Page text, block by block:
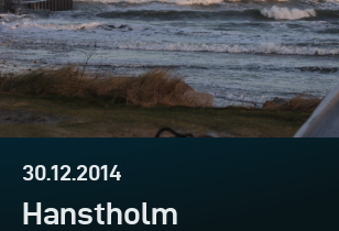
30.12.2014
Hanstholm